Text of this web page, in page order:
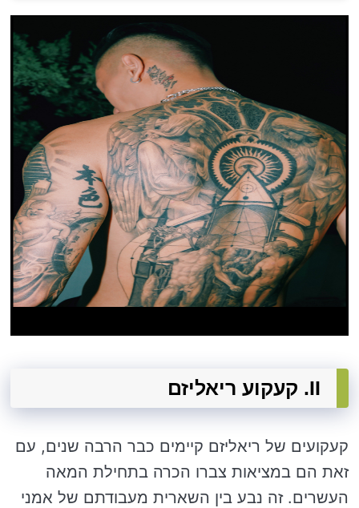
II. קעקוע ריאליזם
קעקועים של ריאליזם קיימים כבר הרבה שנים, עם
זאת הם במציאות צברו הכרה בתחילת המאה
העשרים. זה נבע בין השארית מעבודתם של אמני